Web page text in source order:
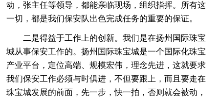
动，张主任等领导，都能亲临现场，组织指挥。所有这
一切，都是我们保安队出色完成任务的重要的保证。
二是得益于工作上的创新。我们是在扬州国际珠宝
城从事保安工作的。扬州国际珠宝城是一个国际化珠宝
产业平台，定位高端、规模宏伟，理念先进，这就要求
我们保安工作必须与时俱进，不但要跟上，而且要走在
珠宝城发展的前面，先一步，快一拍，否则就会被动，